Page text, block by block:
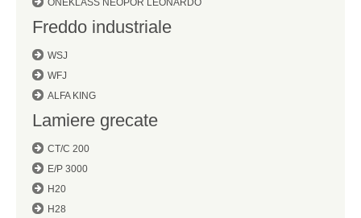
ONEKLASS NEOPOR LEONARDO
Freddo industriale
WSJ
WFJ
ALFA KING
Lamiere grecate
CT/C 200
E/P 3000
H20
H28